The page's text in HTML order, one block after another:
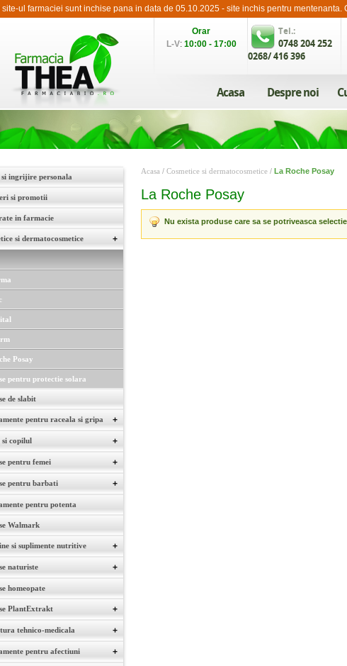
ul farmaciei sunt inchise pana in data de 05.10.2025 - site inchis pentru
Orar
L-V: 10:00 - 17:00
Tel.:
0748 204 252
0268/ 416 396
Acasa Despre noi
Acasa / Cosmetice si dermatocosmetice / La Roche Posay
La Roche Posay
Nu exista produse care sa se potriveasca
si ingrijire personala
si promotii
in farmacie
si dermatocosmetice +
Posay
pentru protectie solara
de slabit
pentru raceala si gripa +
si copilul +
pentru femei +
pentru barbati +
pentru potenta
Walmark
si suplimente nutritive +
naturiste +
homeopate
PlantExtrakt +
tehnico-medicala +
pentru afectiuni +